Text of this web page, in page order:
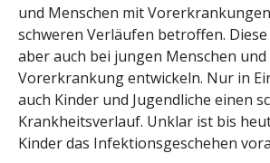
und Menschen mit
schweren Verläufen betroffen.
aber auch bei jungen Menschen
Vorerkrankung entwickeln. Nur in
auch Kinder und Jugendliche einen
Krankheitsverlauf. Unklar ist bis
Kinder das Infektionsgeschehen